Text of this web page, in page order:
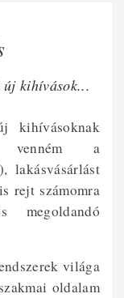
kihívások...
venném a
lakásvásárlást
rejt számomra
megoldandó
oldalam